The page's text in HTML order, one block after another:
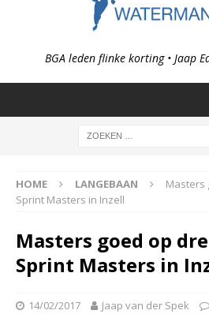
BGA leden flinke korting • Jaap
HOME LANGEBAAN
Masters
Sprint Masters in Inzell
Masters goed op
Sprint Masters in
14/02/2017 Jaap van der Spek